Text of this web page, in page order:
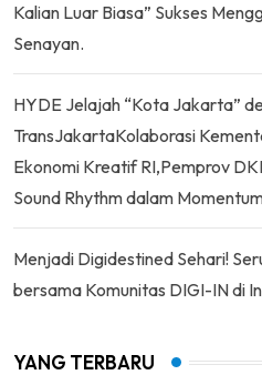
Kalian Luar Biasa” Sukses
Senayan.
HYDE Jelajah “Kota Jakarta”
TransJakartaKolaborasi
Ekonomi Kreatif RI,Pemprov
Sound Rhythm dalam
Menjadi Digidestined Sehari!
bersama Komunitas DIGI-IN di
YANG TERBARU